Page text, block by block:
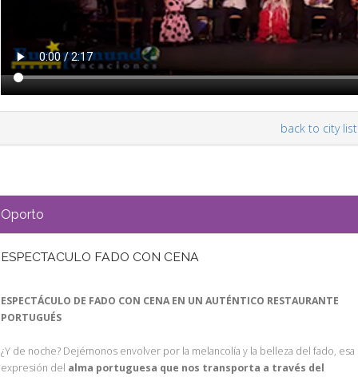
back to city list
Oporto
ESPECTACULO FADO CON CENA
ESPECTÁCULO DE FADO CON CENA EN UN AUTÉNTICO RESTAURANTE
PORTUGUÉS
¿Y de noche? Dejémonos envolver por la melancolía y la belleza del fado, esa
expresión del alma portuguesa que nos transporta a través del